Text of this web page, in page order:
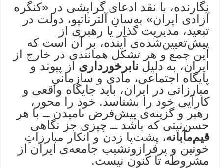
نگارنده، با نقد ادعای گرایشی در «کنگره
آزادی ایران» به‌سانِ آلترناتیو، دولت در
تبعید، مدیریت گذار یا رهبری از
پیش‌تعیین‌شده‌ی آینده، بر آن است که
این جمع و هر تشکل همانندی در خارج از
ایران، به دلیل نابرخورداری از پیوند و
پایگاه اجتماعی، مادی و سازمانیِ
مبارزاتی در ایران، باید جایگاه واقعی و
کارآیی خود را بشناسد. خود را محور،
رهبر و گزینه‌ی پیش‌فرض نامیدن ــ با هر
حسن‌نیتی که باشد ــ چیزی جز نگاهی
قیم‌مآبانه، پشت‌پا زدن و انکار مبارزاتِ
خونین و پرفرازونشیب جامعه‌ی ایران از
مشروطه تا کنون نیست.